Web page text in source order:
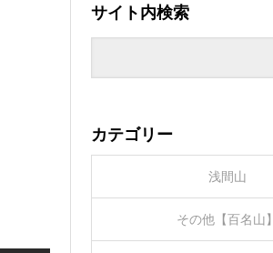
サイト内検索
カテゴリー
浅間山
その他【百名山】